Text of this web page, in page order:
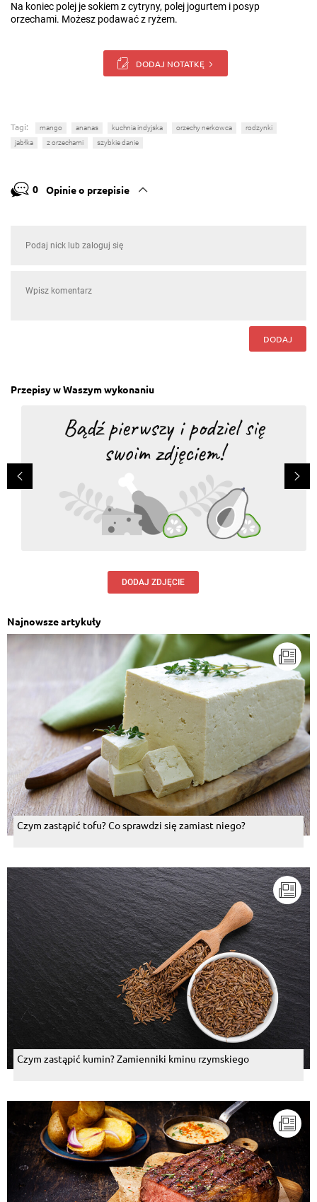
Na koniec polej je sokiem z cytryny, polej jogurtem i posyp
orzechami. Możesz podawać z ryżem.
DODAJ NOTATKĘ
Tagi: mango ananas kuchnia indyjska orzechy nerkowca
rodzynki
jabłka
z orzechami szybkie danie
0 Opinie o przepisie
DODAJ
Przepisy w Waszym wykonaniu
DODAJ ZDJĘCIE
Najnowsze artykuły
Czym zastąpić tofu? Co sprawdzi się zamiast niego?
Czym zastąpić kumin? Zamienniki kminu rzymskiego